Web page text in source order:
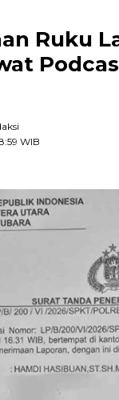
Ruku
WIB